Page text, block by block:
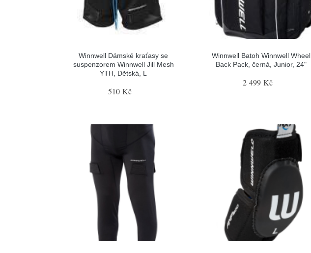
Winnwell Dámské kraťasy se
suspenzorem Winnwell Jill Mesh
YTH, Dětská, L
510 Kč
Winnwell Batoh Winnwell Wheel
Back Pack, černá, Junior, 24"
2 499 Kč